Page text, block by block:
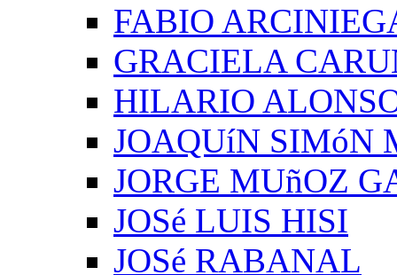
FABIO
GRACIELA
HILARIO
JOAQUíN SIMóN
JORGE MUñOZ
JOSé LUIS HISI
JOSé RABANAL